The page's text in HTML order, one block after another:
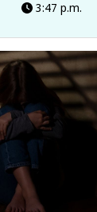
3:47 p.m.